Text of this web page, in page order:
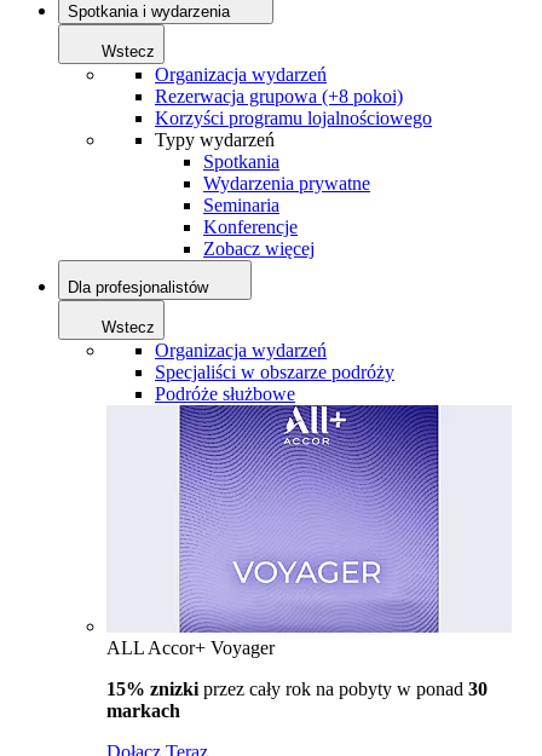
Spotkania i wydarzenia
Wstecz
Organizacja wydarzeń
Rezerwacja grupowa (+8 pokoi)
Korzyści programu lojalnościowego
Typy wydarzeń
Spotkania
Wydarzenia prywatne
Seminaria
Konferencje
Zobacz więcej
Dla profesjonalistów
Wstecz
Organizacja wydarzeń
Specjaliści w obszarze podróży
Podróże służbowe
ALL Accor+ Voyager
15% znizki przez cały rok na pobyty w ponad 30
markach
Dołącz Teraz